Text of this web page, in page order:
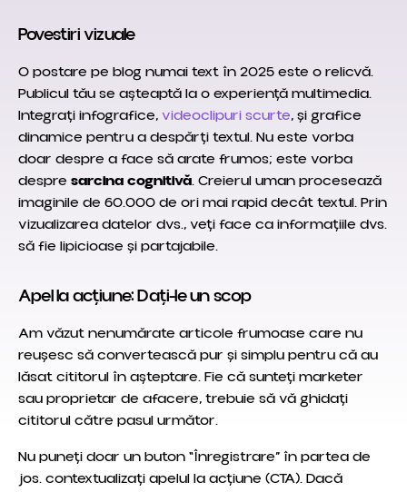
Povestiri vizuale
O postare pe blog numai text în 2025 este o relicvă.
Publicul tău se așteaptă la o experiență multimedia.
Integrați infografice,videoclipuri scurte, și grafice
dinamice pentru a despărți textul. Nu este vorba
doar despre a face să arate frumos; este vorba
despre sarcina cognitivă. Creierul uman procesează
imaginile de 60.000 de ori mai rapid decât textul. Prin
vizualizarea datelor dvs., veți face ca informațiile dvs.
să fie lipicioase și partajabile.
Apel la acțiune: Dați-le un scop
Am văzut nenumărate articole frumoase care nu
reușesc să convertească pur și simplu pentru că au
lăsat cititorul în așteptare. Fie că sunteți marketer
sau proprietar de afacere, trebuie să vă ghidați
cititorul către pasul următor.
Nu puneți doar un buton “Înregistrare” în partea de
jos. contextualizați apelul la acțiune (CTA). Dacă